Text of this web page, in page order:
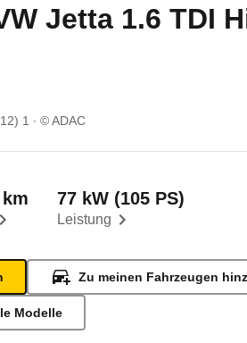
Jetta 1.6 TDI
1 © ADAC
Leistung
77 kW (105 PS)
Zu meinen Fahrzeugen
Modelle